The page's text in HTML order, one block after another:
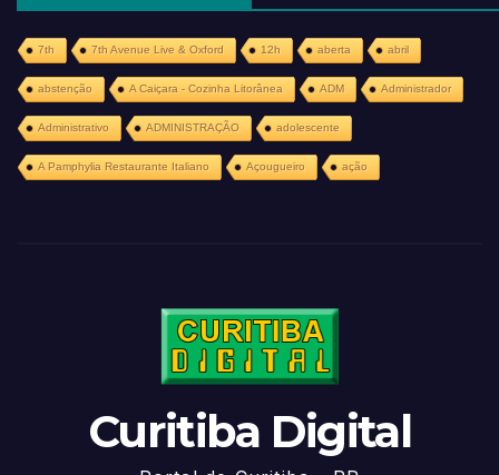
7th 7th Avenue Live & Oxford 12h aberta abril
abstenção A Caiçara - Cozinha Litorânea ADM Administrador
Administrativo ADMINISTRAÇÃO adolescente
A Pamphylia Restaurante Italiano Açougueiro ação
Curitiba Digital